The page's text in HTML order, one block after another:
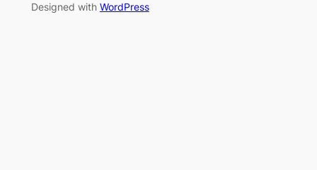
Designed with WordPress